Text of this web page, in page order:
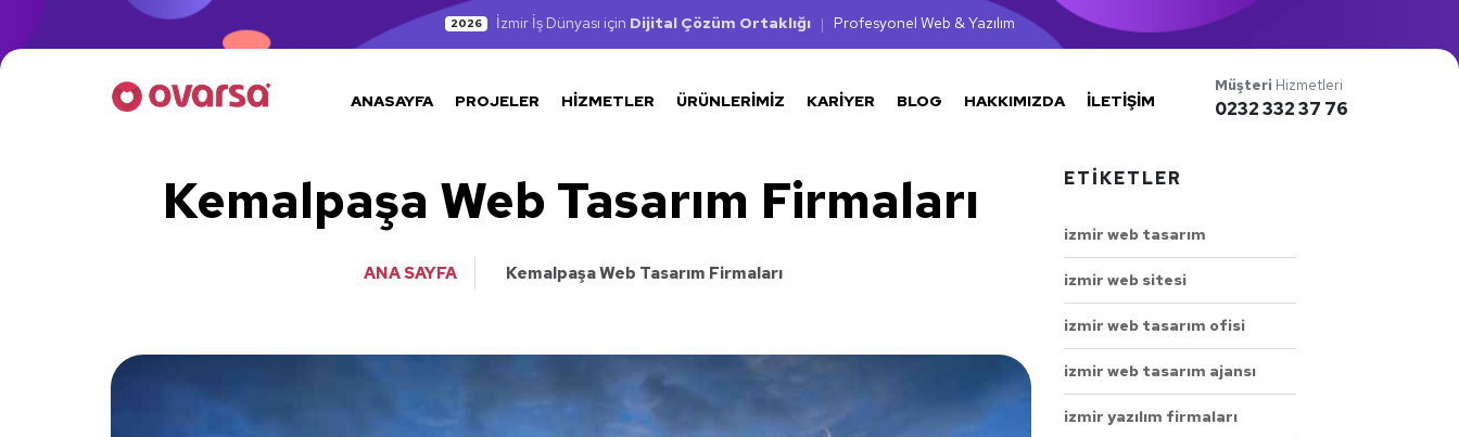
2026 İzmir İş Dünyası için Dijital Çözüm Ortaklığı | Profesyonel Web & Yazılım
ANASAYFA PROJELER HIZMETLER ÜRÜNLERIMIZ KARIYER BLOG HAKKIMIZDA İLETIŞIM
Müşteri Hizmetleri
0232 332 37 76
Kemalpaşa Web Tasarım Firmaları
ANA SAYFA Kemalpaşa Web Tasarım Firmaları
ETIKETLER
izmir web tasarım
izmir web sitesi
izmir web tasarım ofisi
izmir web tasarım ajansı
izmir yazılım firmaları